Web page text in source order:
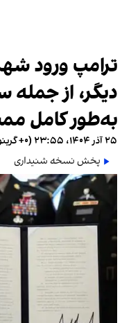
ترامپ ورود
دیگر، از جمله
به‌طور کامل
۲۵ آذر ۱۴۰۴، ۲۳:۵۵ (‎+۰ گرینویچ)
پخش نسخه شنیداری